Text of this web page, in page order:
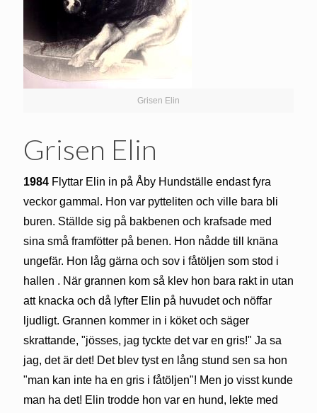
Grisen Elin
Grisen Elin
1984 Flyttar Elin in på Åby Hundställe endast fyra
veckor gammal. Hon var pytteliten och ville bara bli
buren. Ställde sig på bakbenen och krafsade med
sina små framfötter på benen. Hon nådde till knäna
ungefär. Hon låg gärna och sov i fåtöljen som stod i
hallen . När grannen kom så klev hon bara rakt in utan
att knacka och då lyfter Elin på huvudet och nöffar
ljudligt. Grannen kommer in i köket och säger
skrattande, "jösses, jag tyckte det var en gris!" Ja sa
jag, det är det! Det blev tyst en lång stund sen sa hon
"man kan inte ha en gris i fåtöljen"! Men jo visst kunde
man ha det! Elin trodde hon var en hund, lekte med